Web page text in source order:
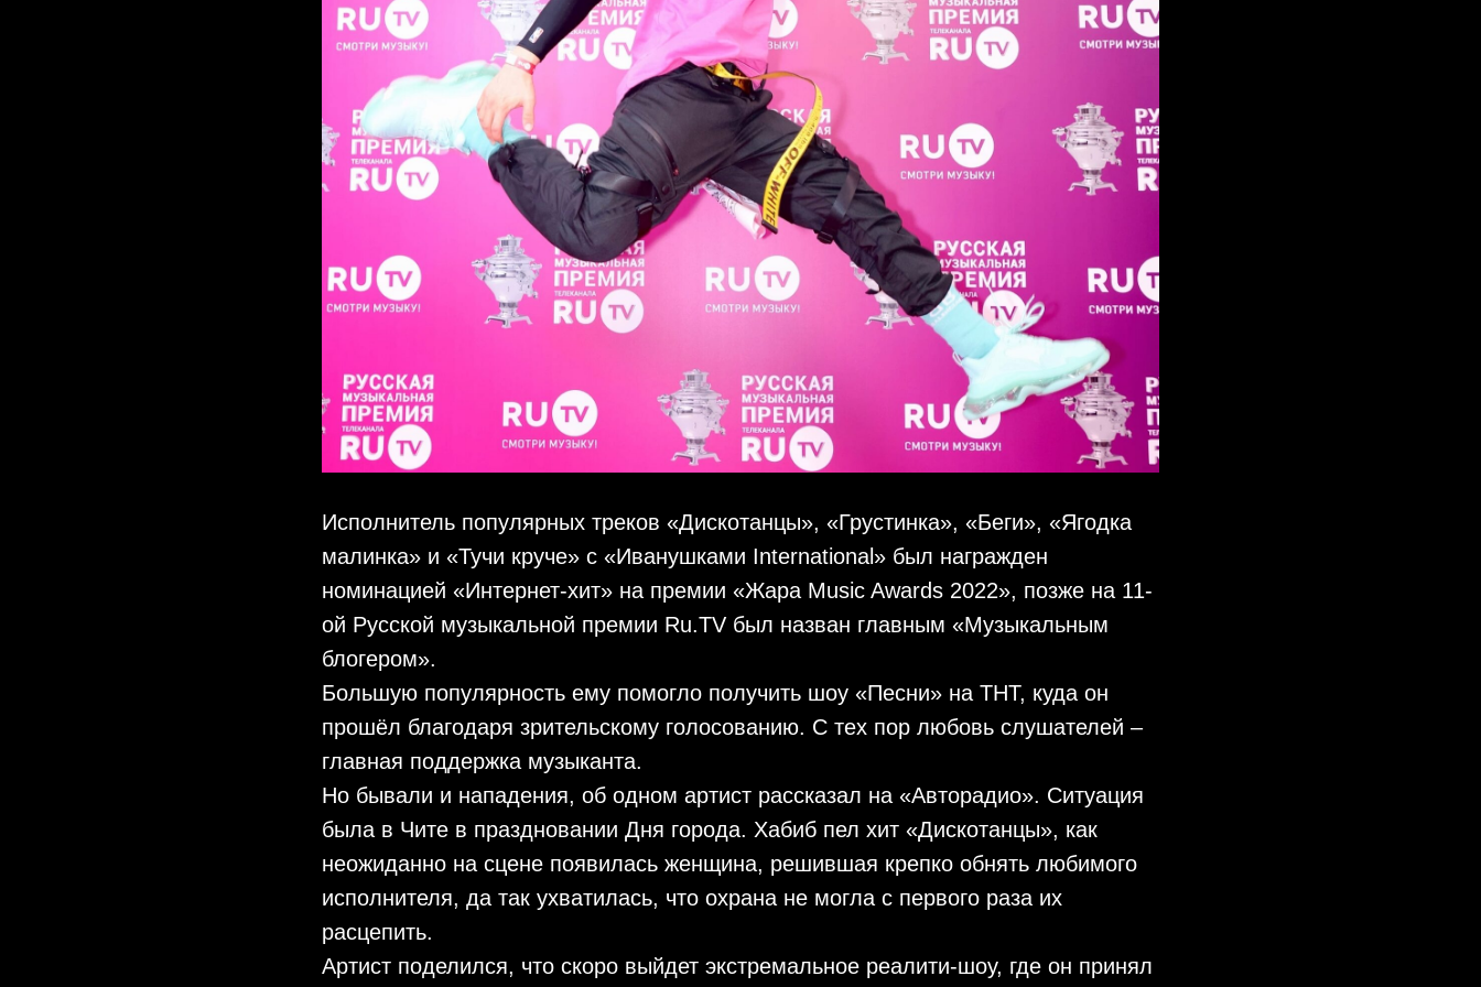
Исполнитель популярных треков «Дискотанцы», «Грустинка», «Беги», «Ягодка
малинка» и «Тучи круче» с «Иванушками International» был награжден
номинацией «Интернет-хит» на премии «Жара Music Awards 2022», позже на 11-
ой Русской музыкальной премии Ru.TV был назван главным «Музыкальным
блогером».
Большую популярность ему помогло получить шоу «Песни» на ТНТ, куда он
прошёл благодаря зрительскому голосованию. С тех пор любовь слушателей –
главная поддержка музыканта.
Но бывали и нападения, об одном артист рассказал на «Авторадио». Ситуация
была в Чите в праздновании Дня города. Хабиб пел хит «Дискотанцы», как
неожиданно на сцене появилась женщина, решившая крепко обнять любимого
исполнителя, да так ухватилась, что охрана не могла с первого раза их
расцепить.
Артист поделился, что скоро выйдет экстремальное реалити-шоу, где он принял